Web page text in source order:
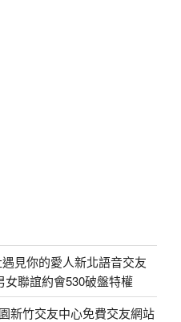
見你的愛人新北語音交友
聯誼約會530破盤特權
新竹交友中心免費交友網站